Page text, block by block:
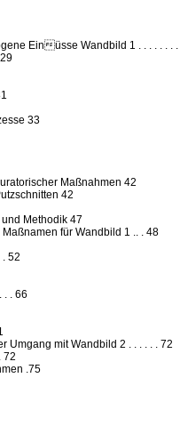
Einüsse Wandbild 1 . . . . . . . .
33
Maßnahmen 42
42
Methodik 47
für Wandbild 1 .. . 48
52
. . 66
Umgang mit Wandbild 2 . . . . . . 72
72
.75